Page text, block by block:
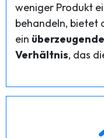
weniger Produkt
behandeln, bietet
ein
Verhältnis, das